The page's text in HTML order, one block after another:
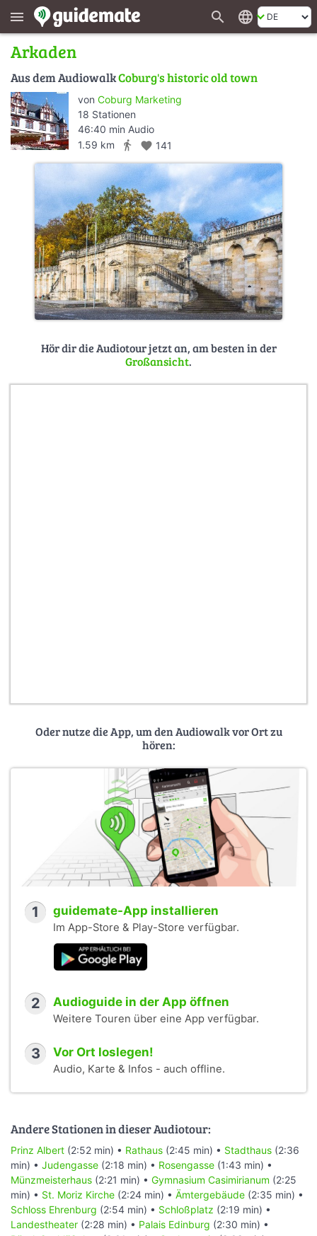
menu search language
Arkaden
Aus dem AudiowalkCoburg's historic old town
von Coburg Marketing
18 Stationen
46:40 min Audio
1.59 km
directions_walk favorite 141
Hör dir die Audiotour jetzt an, am besten in der
Großansicht.
Oder nutze die App, um den Audiowalk vor Ort zu
hören:
1 guidemate-App installieren
Im App-Store & Play-Store verfügbar.
2 Audioguide in der App öffnen
Weitere Touren über eine App verfügbar.
3 Vor Ort loslegen!
Audio, Karte & Infos - auch offline.
Andere Stationen in dieser Audiotour:
Prinz Albert (2:52 min) • Rathaus (2:45 min) • Stadthaus (2:36
min) • Judengasse (2:18 min) • Rosengasse (1:43 min) •
Münzmeisterhaus (2:21 min) • Gymnasium Casimirianum (2:25
min) • St. Moriz Kirche (2:24 min) • Ämtergebäude (2:35 min) •
Schloss Ehrenburg (2:54 min) • Schloßplatz (2:19 min) •
Landestheater (2:28 min) • Palais Edinburg (2:30 min) •